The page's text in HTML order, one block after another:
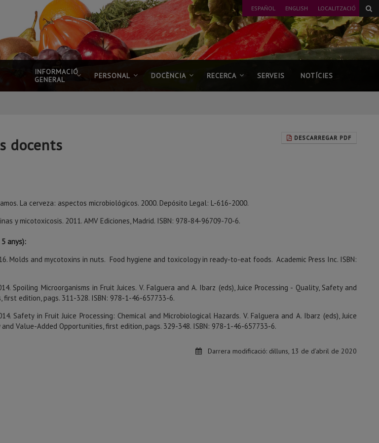
ESPAÑOL ENGLISH LOCALITZACIÓ
INFORMACIÓ
GENERAL
PERSONAL DOCÈNCIA RECERCA SERVEIS NOTÍCIES
DESCARREGAR PDF
docents
La cerveza: aspectos microbiológicos. 2000. Depósito Legal: L-616-2000.
y micotoxicosis. 2011. AMV Ediciones, Madrid. ISBN: 978-84-96709-70-6.
anys):
Molds and mycotoxins in nuts. Food hygiene and toxicology in ready-to-eat foods. Academic Press Inc. ISBN:
Spoiling Microorganisms in Fruit Juices. V. Falguera and A. Ibarz (eds), Juice Processing - Quality, Safety and
edition, pags. 311-328. ISBN: 978-1-46-657733-6.
Safety in Fruit Juice Processing: Chemical and Microbiological Hazards. V. Falguera and A. Ibarz (eds), Juice
and Value-Added Opportunities, first edition, pags. 329-348. ISBN: 978-1-46-657733-6.
Darrera modificació: dilluns, 13 de d’abril de 2020